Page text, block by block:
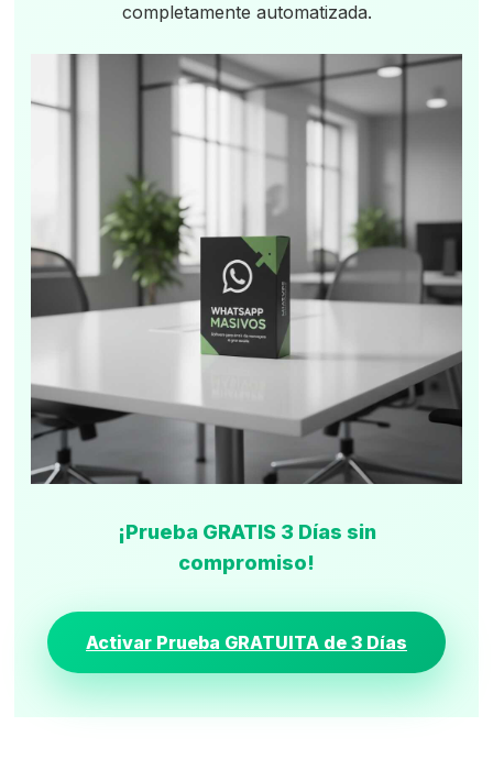
completamente automatizada.
¡Prueba GRATIS 3 Días sin
compromiso!
Activar Prueba GRATUITA de 3 Días